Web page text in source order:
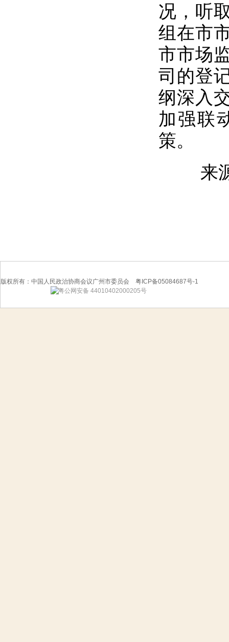
况，听
组在市
市市场
司的登
纲深入
加强联
策。
来
版权所有：中国人民政治协商会议广州市委员会 粤ICP备05084687号-1
粤公网安备 44010402000205号